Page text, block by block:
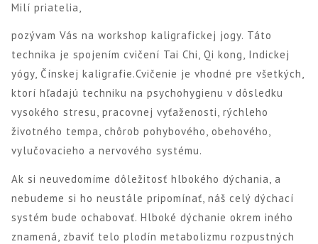
Milí priatelia,
pozývam Vás na workshop kaligrafickej jogy. Táto
technika je spojením cvičení Tai Chi, Qi kong, Indickej
yógy, Čínskej kaligrafie.Cvičenie je vhodné pre všetkých,
ktorí hľadajú techniku na psychohygienu v dôsledku
vysokého stresu, pracovnej vyťaženosti, rýchleho
životného tempa, chôrob pohybového, obehového,
vylučovacieho a nervového systému.
Ak si neuvedomíme dôležitosť hlbokého dýchania, a
nebudeme si ho neustále pripomínať, náš celý dýchací
systém bude ochabovať. Hlboké dýchanie okrem iného
znamená, zbaviť telo plodín metabolizmu rozpustných